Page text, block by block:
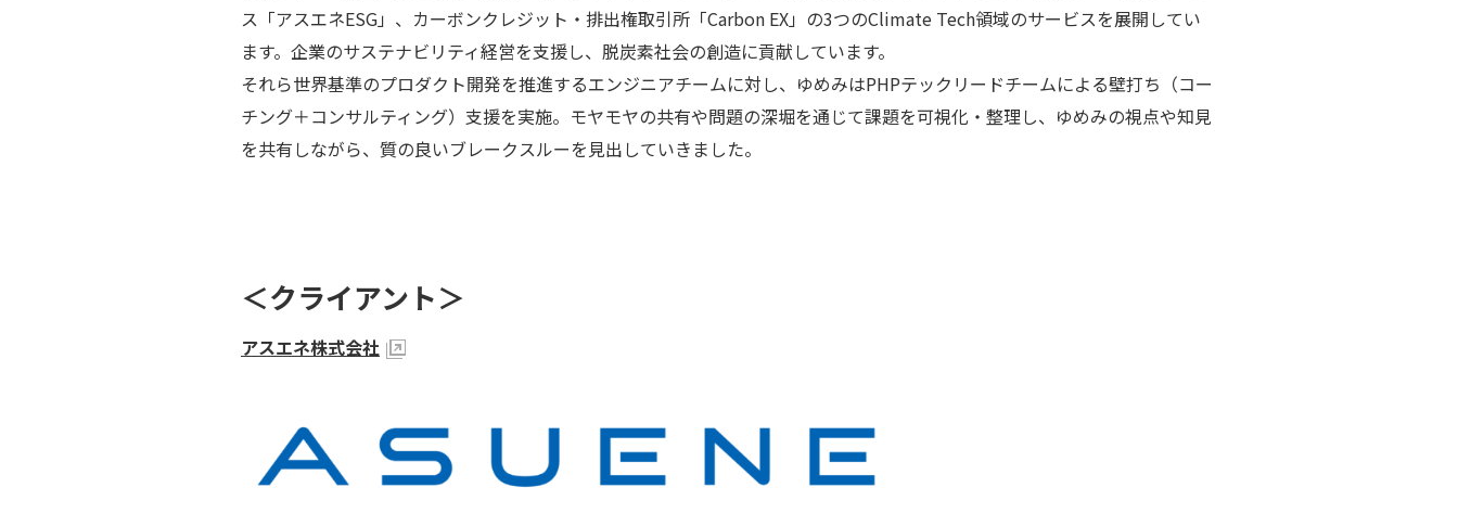
ス「アスエネESG」、カーボンクレジット・排出権取引所「Carbon EX」の3つのClimate Tech領域のサービスを展開してい
ます。企業のサステナビリティ経営を支援し、脱炭素社会の創造に貢献しています。
それら世界基準のプロダクト開発を推進するエンジニアチームに対し、ゆめみはPHPテックリードチームによる壁打ち（コー
チング＋コンサルティング）支援を実施。モヤモヤの共有や問題の深堀を通じて課題を可視化・整理し、ゆめみの視点や知見
を共有しながら、質の良いブレークスルーを見出していきました。
＜クライアント＞
アスエネ株式会社